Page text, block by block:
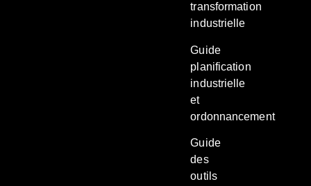
transformation
industrielle
Guide
planification
industrielle
et
ordonnancement
Guide
des
outils